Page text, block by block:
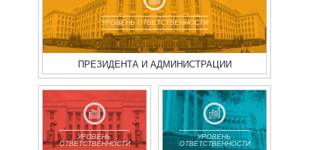
УРОВЕНЬ ОТВЕТСТВЕННОСТИ
ПРЕЗИДЕНТА И АДМИНИСТРАЦИИ
УРОВЕНЬ
ОТВЕТСТВЕННОСТИ
УРОВЕНЬ
ОТВЕТСТВЕННОСТИ